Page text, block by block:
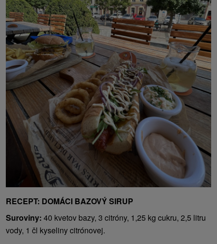
RECEPT: DOMÁCI BAZOVÝ SIRUP
Suroviny: 40 kvetov bazy, 3 citróny, 1,25 kg cukru, 2,5 litru
vody, 1 čl kyseliny citrónovej.